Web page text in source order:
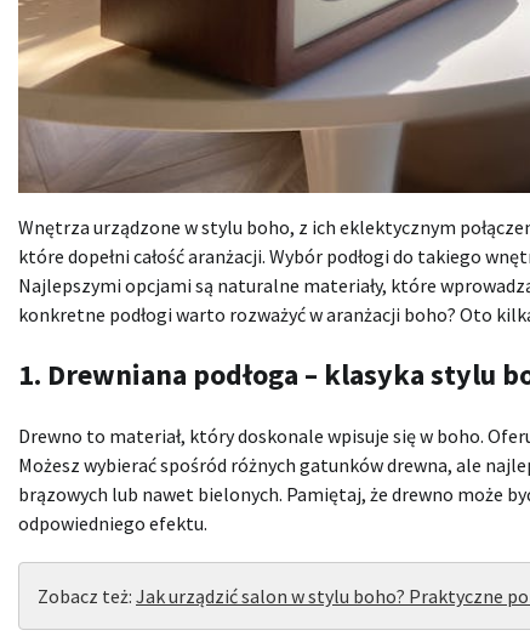
Wnętrza urządzone w stylu boho, z ich eklektycznym
które dopełni całość aranżacji. Wybór podłogi do takiego
Najlepszymi opcjami są naturalne materiały, które
konkretne podłogi warto rozważyć w aranżacji boho? Oto
1. Drewniana podłoga – klasyka stylu
Drewno to materiał, który doskonale wpisuje się w boho.
Możesz wybierać spośród różnych gatunków drewna, ale
brązowych lub nawet bielonych. Pamiętaj, że drewno może
odpowiedniego efektu.
Zobacz też: Jak urządzić salon w stylu boho? Praktyczne